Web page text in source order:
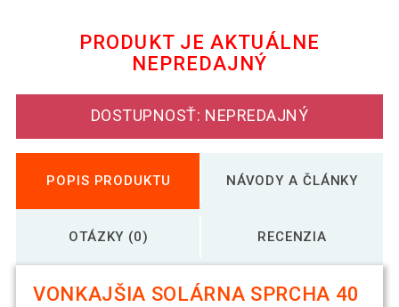
PRODUKT JE AKTUÁLNE
NEPREDAJNÝ
DOSTUPNOSŤ: NEPREDAJNÝ
POPIS PRODUKTU NÁVODY A ČLÁNKY
OTÁZKY (0) RECENZIA
VONKAJŠIA SOLÁRNA SPRCHA 40